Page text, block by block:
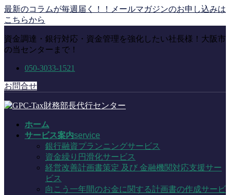
コ
ン
ン
ツ
動
ナ
ビ
ー
シ
に
移
動
最新のコラムが毎週届く！！メールマガジンのお申し込みは
こちらから
資金調達・銀行対応・資金管理を強化したい社長様！大阪市
の当センターまで！
050-3033-1521
お問合せ
ホーム
サービス案内service
銀行融資プランニングサービス
資金繰り円滑化サービス
経営改善計画書策定 及び 金融機関対応支援サー
ビス
向こう一年間のお金に関する計画書の作成サービ